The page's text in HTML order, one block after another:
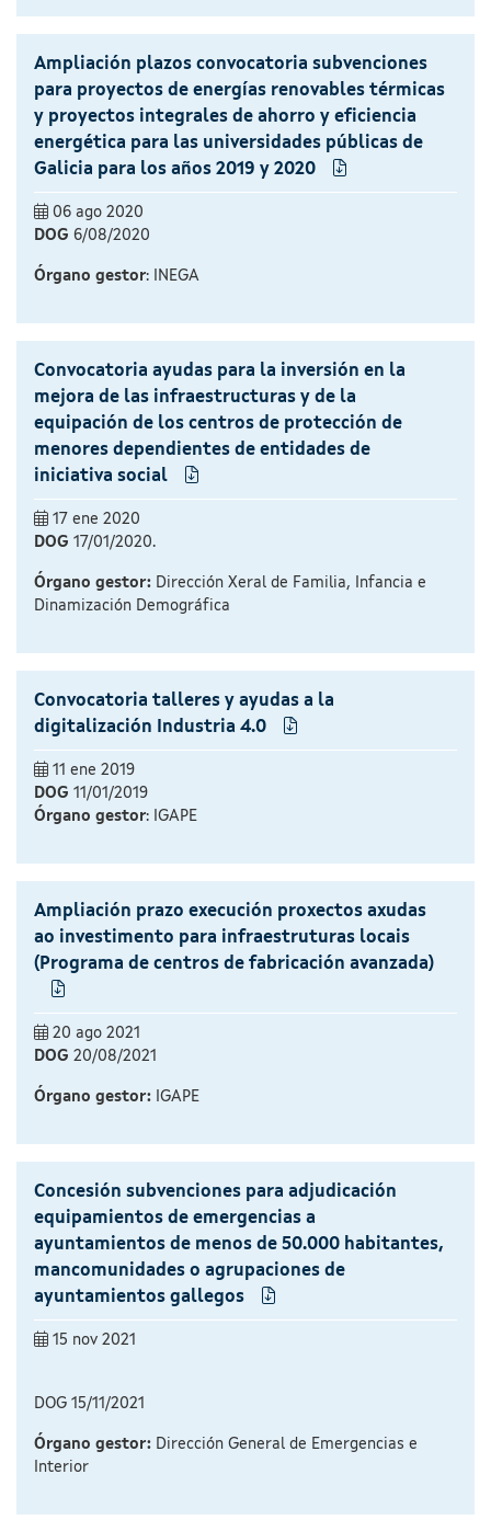
Ampliación plazos convocatoria subvenciones
para proyectos de energías renovables térmicas
y proyectos integrales de ahorro y eficiencia
energética para las universidades públicas de
Galicia para los años 2019 y 2020
06 ago 2020
DOG 6/08/2020
Órgano gestor: INEGA
Convocatoria ayudas para la inversión en la
mejora de las infraestructuras y de la
equipación de los centros de protección de
menores dependientes de entidades de
iniciativa social
17 ene 2020
DOG 17/01/2020.
Órgano gestor: Dirección Xeral de Familia, Infancia e
Dinamización Demográfica
Convocatoria talleres y ayudas a la
digitalización Industria 4.0
11 ene 2019
DOG 11/01/2019
Órgano gestor: IGAPE
Ampliación prazo execución proxectos axudas
ao investimento para infraestruturas locais
(Programa de centros de fabricación avanzada)
20 ago 2021
DOG 20/08/2021
Órgano gestor: IGAPE
Concesión subvenciones para adjudicación
equipamientos de emergencias a
ayuntamientos de menos de 50.000 habitantes,
mancomunidades o agrupaciones de
ayuntamientos gallegos
15 nov 2021
DOG 15/11/2021
Órgano gestor: Dirección General de Emergencias e
Interior